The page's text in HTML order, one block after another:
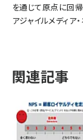
を通じて原点に回
アジャイルメディア
関連記事